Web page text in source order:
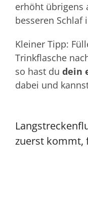
erhöht übrigens
besseren Schlaf
Kleiner Tipp:
Trinkflasche
so hast du dein
dabei und
zuerst kommt,